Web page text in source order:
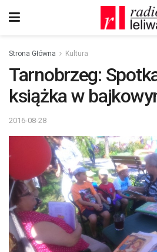
Strona Główna Kultura
Tarnobrzeg:
książka w
2016-08-28